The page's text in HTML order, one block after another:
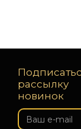
рассылку
новинок